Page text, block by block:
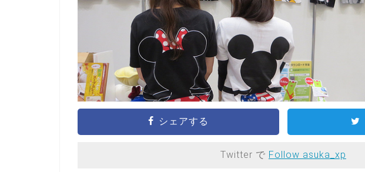
シェアする
Twitter で Follow asuka_xp